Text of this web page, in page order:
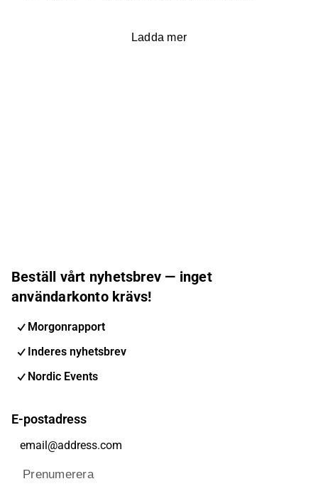
Ladda mer
Beställ vårt nyhetsbrev — inget
användarkonto krävs!
Morgonrapport
Inderes nyhetsbrev
Nordic Events
E-postadress
Prenumerera